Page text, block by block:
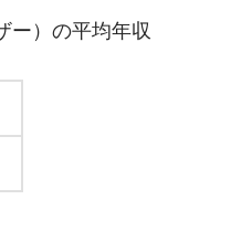
ー）の平均年収